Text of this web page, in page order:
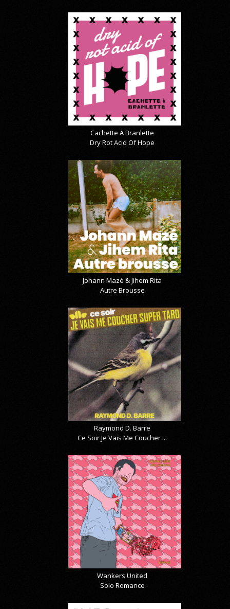
Cachette A Branlette
Dry Rot Acid Of Hope
Johann Mazé & Jihem Rita
Autre Brousse
Raymond D. Barre
Ce Soir Je Vais Me Coucher ...
Wankers United
Solo Romance